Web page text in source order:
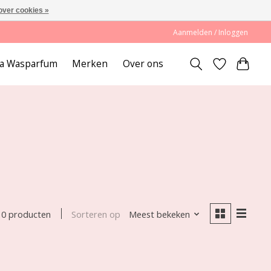
Aanmelden / Inloggen
Wasparfum Merken Over ons
0 producten Sorteren op Meest bekeken
cookies »